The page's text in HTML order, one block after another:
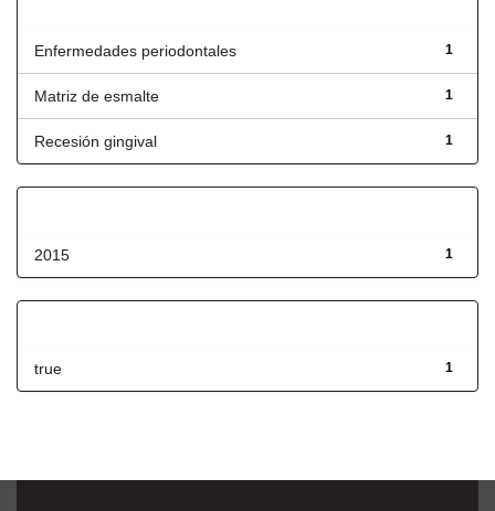
1
Enfermedades periodontales
1
Matriz de esmalte
1
Recesión gingival
1
2015
1
true